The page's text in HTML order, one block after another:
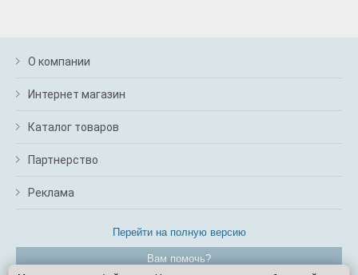
О компании
Интернет магазин
Каталог товаров
Партнерство
Реклама
Перейти на полную версию
Вам помочь?